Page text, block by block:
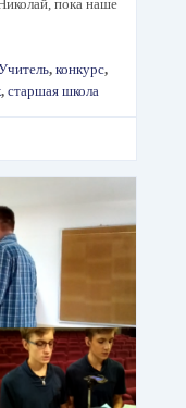
пока наше
, конкурс,
, старшая школа